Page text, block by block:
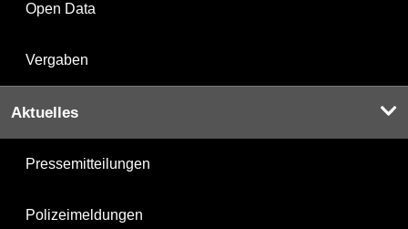
Open Data
Vergaben
Aktuelles
Pressemitteilungen
Polizeimeldungen